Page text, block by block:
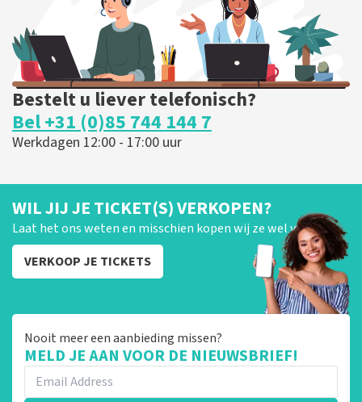
Bestelt u liever telefonisch?
Bel +31 (0)85 744 144 7
Werkdagen 12:00 - 17:00 uur
WIL JIJ JE TICKET(S) VERKOPEN?
Laat het ons weten en misschien kopen wij ze wel van je!
VERKOOP JE TICKETS
Nooit meer een aanbieding missen?
MELD JE AAN VOOR DE NIEUWSBRIEF!